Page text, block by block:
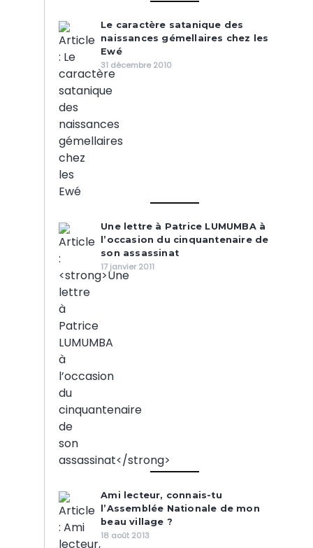
Le caractère satanique des
naissances gémellaires chez les
Ewé
31 décembre 2010
Une lettre à Patrice LUMUMBA à
l’occasion du cinquantenaire de
son assassinat
17 janvier 2011
Ami lecteur, connais-tu
l’Assemblée Nationale de mon
beau village ?
18 août 2013